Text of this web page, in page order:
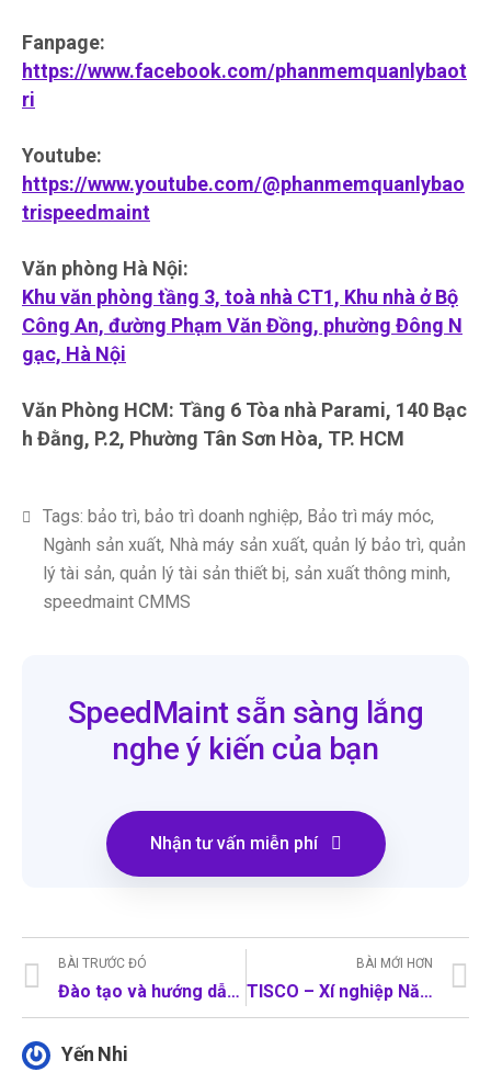
Fanpage:
https://www.facebook.com/phanmemquanlybaot
ri
Youtube:
https://www.youtube.com/@phanmemquanlybao
trispeedmaint
Văn phòng Hà Nội:
Khu văn phòng tầng 3, toà nhà CT1, Khu nhà ở Bộ
Công An, đường Phạm Văn Đồng, phường Đông N
gạc, Hà Nội
Văn Phòng HCM: Tầng 6 Tòa nhà Parami, 140 Bạc
h Đằng, P.2, Phường Tân Sơn Hòa, TP. HCM
Tags: bảo trì, bảo trì doanh nghiệp, Bảo trì máy móc,
Ngành sản xuất, Nhà máy sản xuất, quản lý bảo trì, quản
lý tài sản, quản lý tài sản thiết bị, sản xuất thông minh,
speedmaint CMMS
SpeedMaint sẵn sàng lắng
nghe ý kiến của bạn
Nhận tư vấn miễn phí
BÀI TRƯỚC ĐÓ
Đào tạo và hướng dẫn sử dụng SpeedMaint CMMS tại Công ty CP Gang Thép Thái Nguyên – Xí nghiệp Năng lượng
BÀI MỚI HƠN
TISCO – Xí nghiệp Năng lượng từng bước số hóa quản lý bảo trì cùng SpeedMaint CMMS
Yến Nhi